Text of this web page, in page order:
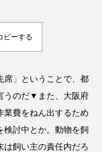
ピーする
席」ということで、都
うのだ▼また、大阪府
業費をねん出するため
検討中とか。動物を飼
は飼い主の責任内だろ